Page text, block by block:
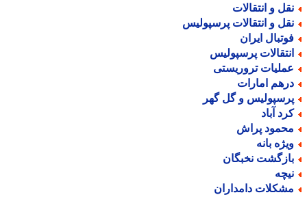
و انتقالات
و انتقالات پرسپولیس
ایران
پرسپولیس
تروریستی
امارات
و گل گهر
آباد
پراش
بانه
نخبگان
دامداران